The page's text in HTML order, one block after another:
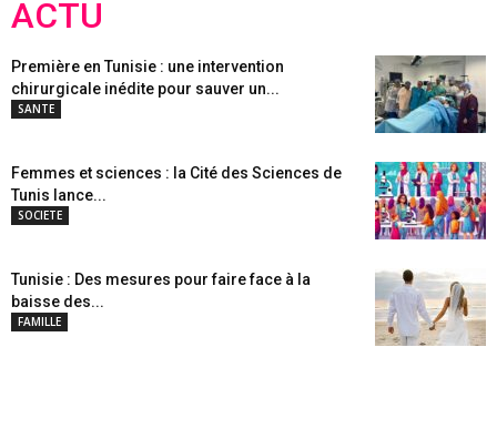
ACTU
Première en Tunisie : une intervention
chirurgicale inédite pour sauver un...
SANTE
Femmes et sciences : la Cité des Sciences de
Tunis lance...
SOCIETE
Tunisie : Des mesures pour faire face à la
baisse des...
FAMILLE